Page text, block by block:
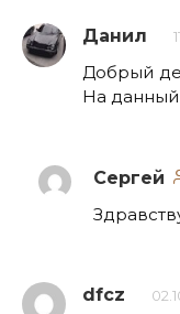
Данил
Добрый
На данный
Сергей
dfcz